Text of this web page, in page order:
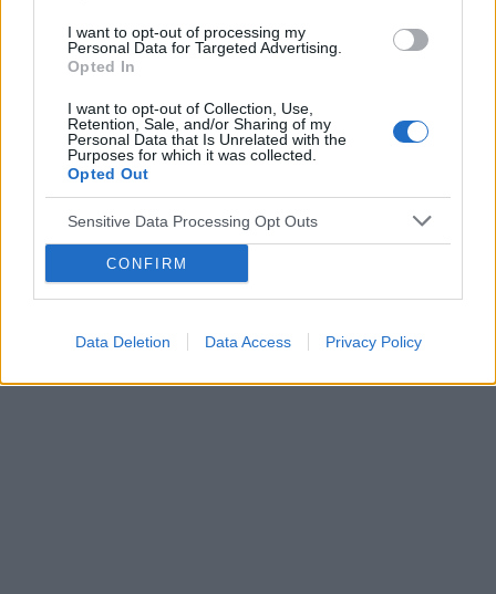
I want to opt-out of processing my
Personal Data for Targeted Advertising.
Opted In
I want to opt-out of Collection, Use,
Retention, Sale, and/or Sharing of my
Personal Data that Is Unrelated with the
Purposes for which it was collected.
Opted Out
Sensitive Data Processing Opt Outs
CONFIRM
Data Deletion Data Access Privacy Policy